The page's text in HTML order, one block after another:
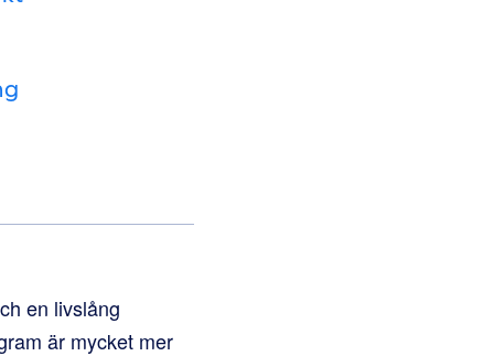
en livslång
är mycket mer